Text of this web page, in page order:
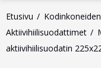
Etusivu
Aktiivihiilisuodattimet
aktiivihiilisuodatin